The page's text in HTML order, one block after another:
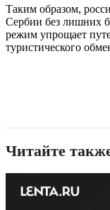
Таким образом,
Сербии без лишних
режим упрощает
туристического
Читайте